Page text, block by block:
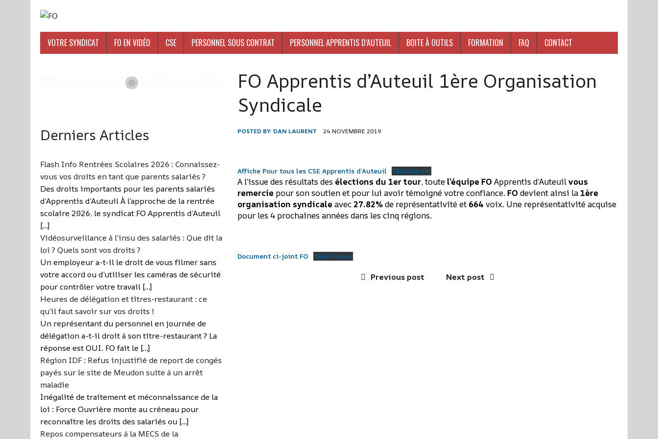
VOTRE SYNDICAT FO EN VIDÉO CSE PERSONNEL SOUS CONTRAT PERSONNEL APPRENTIS D’AUTEUIL BOITE À OUTILS FORMATION FAQ CONTACT
FO Apprentis d’Auteuil 1ère Organisation
Syndicale
POSTED BY: DAN LAURENT 24 NOVEMBRE 2019
Affiche Pour tous les CSE Apprentis d’Auteuil Télécharger
A l’issue des résultats des élections du 1er tour, toutel’équipe FO Apprentis d’Auteuilvous
remercie pour son soutien et pour lui avoir témoigné votre confiance.FO devient ainsi la 1ère
organisation syndicaleavec 27.82%de représentativité et 664 voix. Une représentativité acquise
pour les 4 prochaines années dans les cinq régions.
Document ci-joint FO Télécharger
Previous post Next post
Derniers Articles
Flash Info Rentrées Scolaires 2026 : Connaissez-
vous vos droits en tant que parents salariés ?
Des droits importants pour les parents salariés
d’Apprentis d’Auteuil À l’approche de la rentrée
scolaire 2026, le syndicat FO Apprentis d’Auteuil
[…]
Vidéosurveillance à l’insu des salariés : Que dit la
loi ? Quels sont vos droits ?
Un employeur a-t-il le droit de vous filmer sans
votre accord ou d’utiliser les caméras de sécurité
pour contrôler votre travail […]
Heures de délégation et titres-restaurant : ce
qu’il faut savoir sur vos droits !
Un représentant du personnel en journée de
délégation a-t-il droit à son titre-restaurant ? La
réponse est OUI. FO fait le […]
Région IDF : Refus injustifié de report de congés
payés sur le site de Meudon suite à un arrêt
maladie
Inégalité de traitement et méconnaissance de la
loi : Force Ouvrière monte au créneau pour
reconnaître les droits des salariés ou […]
Repos compensateurs à la MECS de la